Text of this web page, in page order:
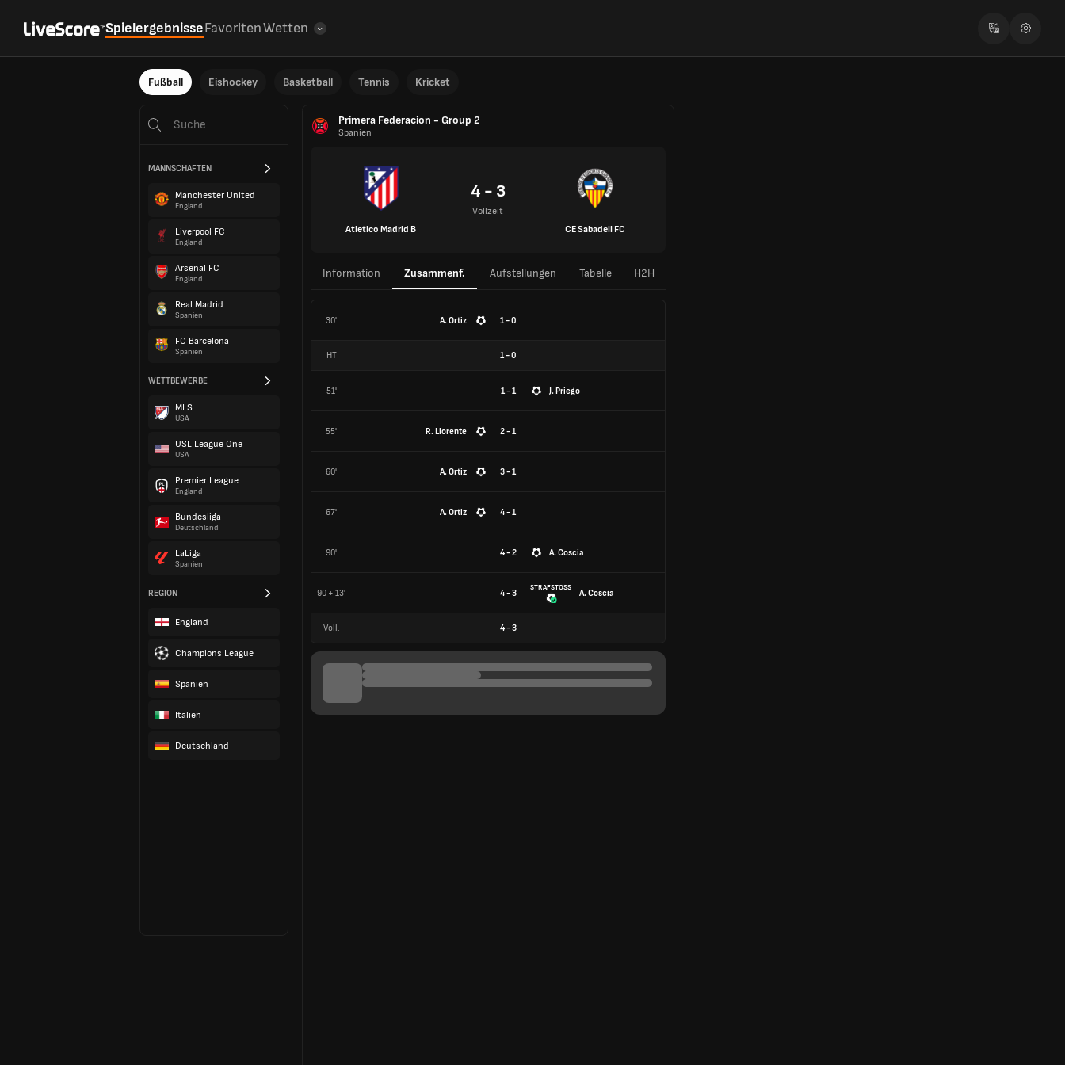
SpielergebnisseFavoritenWetten
Fußball Eishockey Basketball Tennis Kricket
MANNSCHAFTEN
Manchester United
England
Liverpool FC
England
Arsenal FC
England
Real Madrid
Spanien
FC Barcelona
Spanien
WETTBEWERBE
MLS
USA
USL League One
USA
Premier League
England
Bundesliga
Deutschland
LaLiga
Spanien
REGION
England
Champions League
Spanien
Italien
Deutschland
Primera Federacion - Group 2
Spanien
Atletico Madrid B
4 - 3
Vollzeit
CE Sabadell FC
Information Zusammenf. Aufstellungen Tabelle H2H
30' A. Ortiz 1 - 0
HT 1-0
51' 1 - 1 J. Priego
55' R. Llorente 2 - 1
60' A. Ortiz 3 - 1
67' A. Ortiz 4 - 1
90' 4 - 2 A. Coscia
90 + 13' 4 - 3
STRAFSTOSS
A. Coscia
Voll. 4-3